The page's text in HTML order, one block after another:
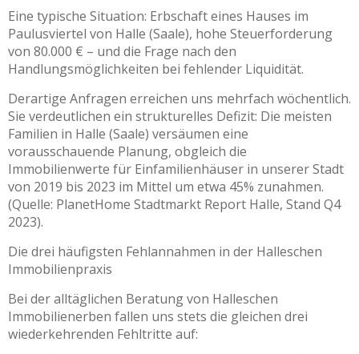
Eine typische Situation: Erbschaft eines Hauses im
Paulusviertel von Halle (Saale), hohe Steuerforderung
von 80.000 € – und die Frage nach den
Handlungsmöglichkeiten bei fehlender Liquidität.
Derartige Anfragen erreichen uns mehrfach wöchentlich.
Sie verdeutlichen ein strukturelles Defizit: Die meisten
Familien in Halle (Saale) versäumen eine
vorausschauende Planung, obgleich die
Immobilienwerte für Einfamilienhäuser in unserer Stadt
von 2019 bis 2023 im Mittel um etwa 45% zunahmen.
(Quelle: PlanetHome Stadtmarkt Report Halle, Stand Q4
2023).
Die drei häufigsten Fehlannahmen in der Halleschen
Immobilienpraxis
Bei der alltäglichen Beratung von Halleschen
Immobilienerben fallen uns stets die gleichen drei
wiederkehrenden Fehltritte auf: